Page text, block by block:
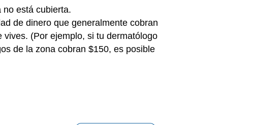
está cubierta.
de dinero que generalmente cobran
(Por ejemplo, si tu dermatólogo
de la zona cobran $150, es posible